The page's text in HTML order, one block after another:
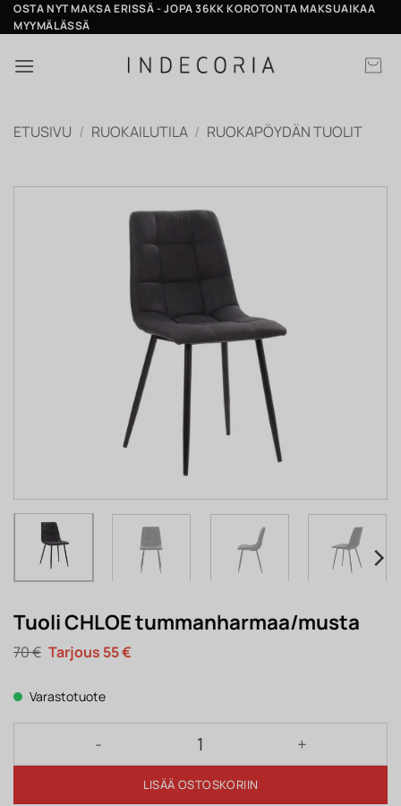
Skip
to
OSTA NYT MAKSA ERISSÄ - JOPA 36KK KOROTONTA MAKSUAIKAA
MYYMÄLÄSSÄ
ETUSIVU / RUOKAILUTILA / RUOKAPÖYDÄN TUOLIT
Tuoli CHLOE tummanharmaa/musta
70€ Alkuperäinen
hinta
70 €.
55€Nykyinen
Varastotuote
Tuoli CHLOE tummanharmaa/musta määrä
LISÄÄ OSTOSKORIIN